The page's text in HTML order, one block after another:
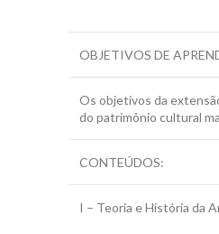
OBJETIVOS DE
Os objetivos da
do patrimônio cultural
CONTEÚDOS:
I – Teoria e História da